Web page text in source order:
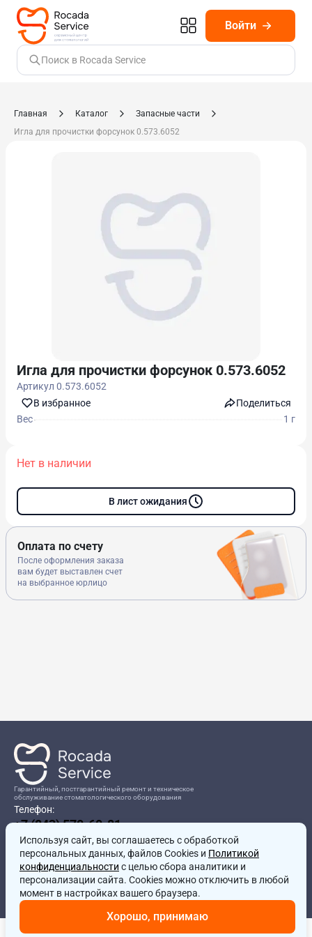
Войти
Поиск в Rocada Service
Главная Каталог
Запасные части
Игла для прочистки форсунок 0.573.6052
Игла для прочистки форсунок 0.573.6052
Артикул 0.573.6052
В избранноe
Поделиться
Вес
1 г
Нет в наличии
В лист ожидания
Оплата по счету
После оформления заказа
вам будет выставлен счет
на выбранное юрлицо
Гарантийный, постгарантийный ремонт и техническое
обслуживание стоматологического оборудования
Телефон:
+7 (843) 570-60-81
Режим работы:8:00-17:00
Адрес:
г.Казань, ул.Проспект Победы, д.204в
Почта:
service@rocadamed.ru
Другие проекты
Используя сайт, вы соглашаетесь с обработкой
персональных данных, файлов Cookies и Политикой
конфиденциальности с целью сбора аналитики и
персонализации сайта. Cookies можно отключить в любой
момент в настройках вашего браузера.
Хорошо, принимаю